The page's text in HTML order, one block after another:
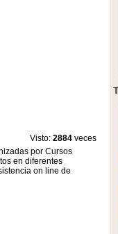
Visto: 2884 veces
por Cursos
en diferentes
on line de